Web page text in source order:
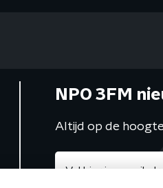
NPO 3FM
Altijd op de